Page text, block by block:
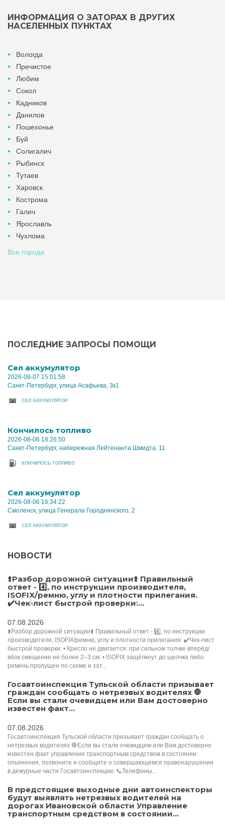
ИНФОРМАЦИЯ О ЗАТОРАХ В ДРУГИХ
НАСЕЛЕННЫХ ПУНКТАХ
Вологда
Пречистое
Любим
Сокол
Кадников
Данилов
Пошехонье
Буй
Солигалич
Рыбинск
Тутаев
Харовск
Кострома
Галич
Ярославль
Чухлома
Все города
ПОСЛЕДНИЕ ЗАПРОСЫ ПОМОЩИ
Cел аккумулятор
2026-08-07 15:01:58
Санкт-Петербург, улица Асафьева, 3к1
CЕЛ АККУМУЛЯТОР
Кончилось топливо
2026-08-06 18:26:50
Санкт-Петербург, набережная Лейтенанта Шмидта, 11
КОНЧИЛОСЬ ТОПЛИВО
Cел аккумулятор
2026-08-06 16:34:22
Смоленск, улица Генерала Городнянского, 2
CЕЛ АККУМУЛЯТОР
НОВОСТИ
⬆️Разбор дорожной ситуации⬆️ Правильный
ответ - 4️⃣, по инструкции производителя,
ISOFIX/ремню, углу и плотности прилегания.
✔️Чек‑лист быстрой проверки:...
07.08.2026
⬆️Разбор дорожной ситуации⬆️ Правильный ответ - 4️⃣, по инструкции
производителя, ISOFIX/ремню, углу и плотности прилегания. ✔️Чек‑лист
быстрой проверки: • Кресло не двигается: при сильном толчке вперёд/
вбок смещение не более 2–3 см. • ISOFIX защёлкнут до щелчка либо
ремень пропущен по схеме и зат...
Госавтоинспекция Тульской области призывает
граждан сообщать о нетрезвых водителях 🛑
Если вы стали очевидцем или Вам достоверно
известен факт...
07.08.2026
Госавтоинспекция Тульской области призывает граждан сообщать о
нетрезвых водителях 🛑Если вы стали очевидцем или Вам достоверно
известен факт управления транспортным средством в состоянии
опьянения, позвоните и сообщите о совершающемся правонарушении
в дежурные части Госавтоинспекции: 📞Телефоны...
В предстоящие выходные дни автоинспекторы
будут выявлять нетрезвых водителей на
дорогах Ивановской области Управление
транспортным средством в состоянии...